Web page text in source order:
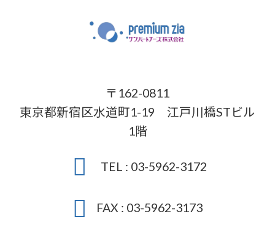
〒162-0811
東京都新宿区水道町1-19 江戸川橋STビル
1階
TEL : 03-5962-3172
FAX : 03-5962-3173